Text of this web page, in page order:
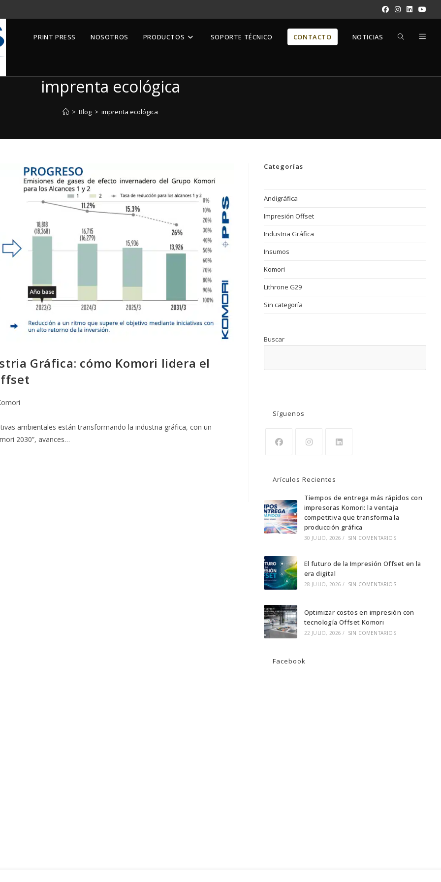
PRINT PRESS NOSOTROS PRODUCTOS SOPORTE TÉCNICO CONTACTO NOTICIAS ALTERNAR
imprenta ecológica
> Blog > imprenta ecológica
Gráfica: cómo Komori lidera el
ambientales están transformando la industria gráfica, con un
2030”, avances…
Categorías
Andigráfica
Impresión Offset
Industria Gráfica
Insumos
Komori
Lithrone G29
Sin categoría
Buscar
Síguenos
una
nueva
pestaña
una
nueva
pestaña
una
nueva
pestaña
Arículos Recientes
Tiempos de entrega más rápidos con
impresoras Komori: la ventaja
competitiva que transforma la
producción gráfica
30 JULIO, 2026 / SIN COMENTARIOS
El futuro de la Impresión Offset en la
era digital
28 JULIO, 2026 / SIN COMENTARIOS
Optimizar costos en impresión con
tecnología Offset Komori
22 JULIO, 2026 / SIN COMENTARIOS
Facebook